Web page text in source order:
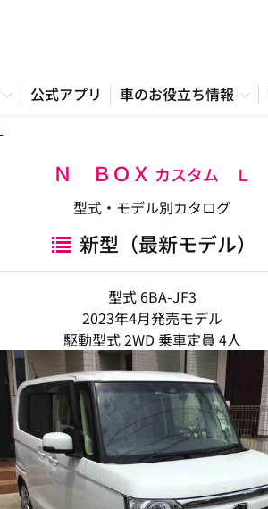
公式アプリ 車のお役立ち情報
Ｎ ＢＯＸ カスタム Ｌ
型式・モデル別カタログ
新型（最新モデル）
型式 6BA-JF3
2023年4月発売モデル
駆動型式 2WD 乗車定員 4人